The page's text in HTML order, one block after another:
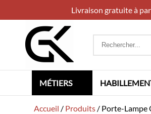
Livraison gratuite à
Rechercher
MÉTIERS
Accueil / Produits / Porte-Lampe